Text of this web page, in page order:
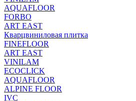
AQUAFLOOR
FORBO
ART EAST
Кварцвиниловая плитка
FINEFLOOR
ART EAST
VINILAM
ECOCLICK
AQUAFLOOR
ALPINE FLOOR
IVC